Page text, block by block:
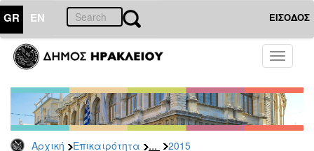
GR EN ΕΙΣΟΔΟΣ
Toggle
Αρχική Επικαιρότητα ... 2015
ΕΠΙΚΑΙΡΟΤΗΤΑ
Τύπου
Αρχείο
2026